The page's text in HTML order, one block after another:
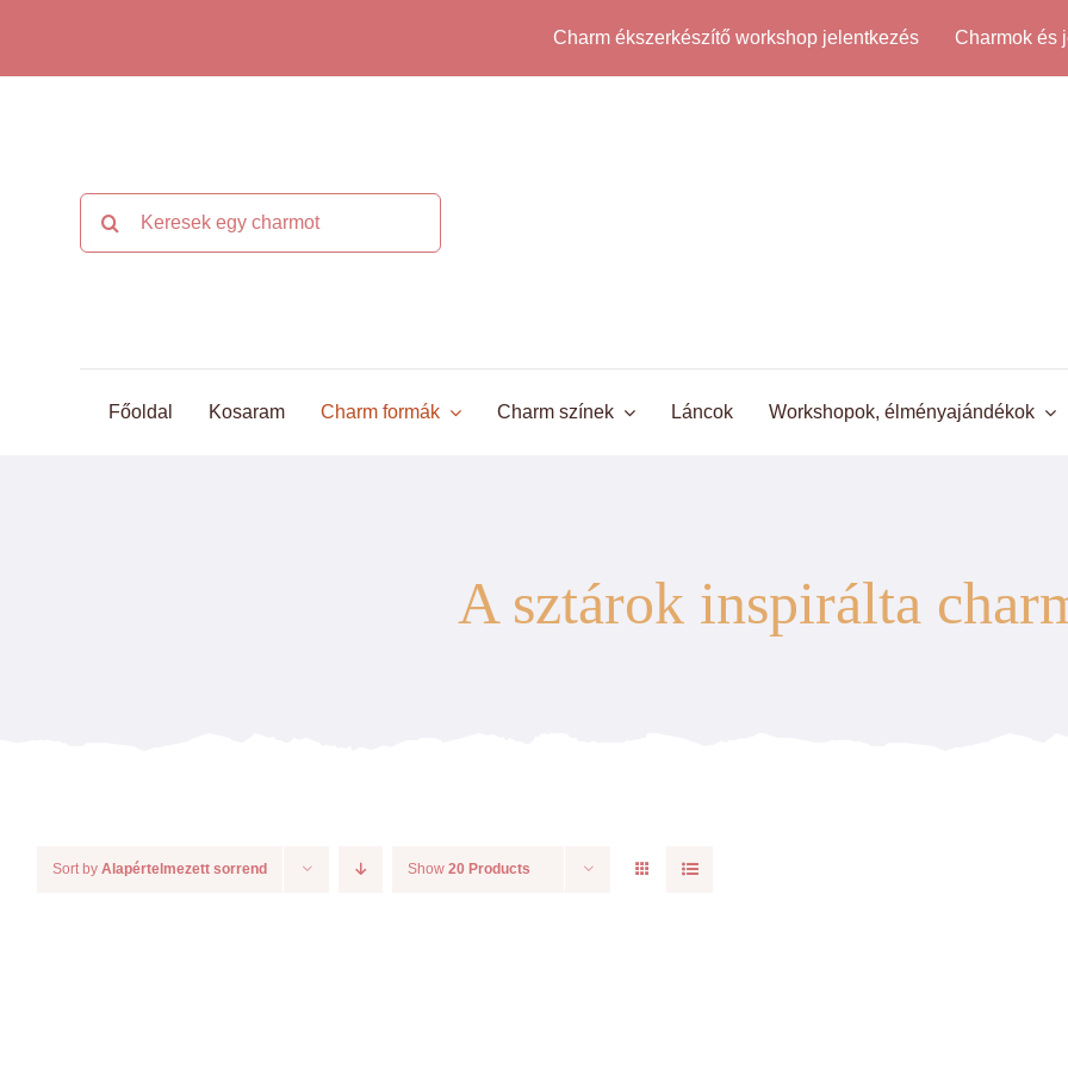
Charm ékszerkészítő workshop jelentkezés Charmok és
Keresés...
Főoldal Kosaram Charm formák Charm színek Láncok Workshopok, élményajándékok
A sztárok inspirálta
Sort by Alapértelmezett sorrend Show 20 Products